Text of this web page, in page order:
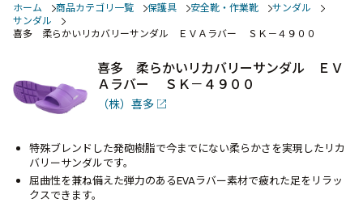
ホーム 商品カテゴリ一覧 保護具 安全靴・作業靴
サンダル
サンダル
喜多 柔らかいリカバリーサンダル ＥＶＡラバー ＳＫ－４９００
喜多 柔らかいリカバリーサンダル ＥＶ
Ａラバー ＳＫ－４９００
（株）喜多
特殊ブレンドした発砲樹脂で今までにない柔らかさを実現したリカ
バリーサンダルです。
屈曲性を兼ね備えた弾力のあるEVAラバー素材で疲れた足をリラッ
クスできます。